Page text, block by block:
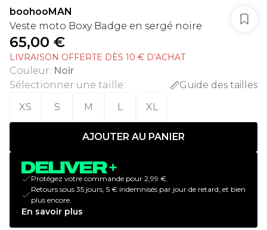
boohooMAN
Veste moto Boxy Badge en sergé noire
65,00 €
LIVRAISON OFFERTE DÈS 10 € D’ACHAT
Couleur: Noir
Sélectionner une taille:
Guide des tailles
XS
S M L XL
AJOUTER AU PANIER
Protégez votre commande pour 2,99 €.
Retours sous 35 jours, 5 € indemnisés par jour de retard, et bien
plus encore.
En savoir plus